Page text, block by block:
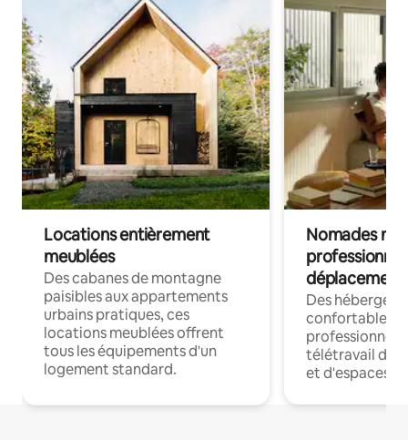
Locations entièrement
meublées
Des cabanes de montagne
paisibles aux appartements
urbains pratiques, ces
locations meublées offrent
tous les équipements d'un
logement standard.
Nomades
déplacement
Des
confortables
professionnels
télétravail
et d'espaces